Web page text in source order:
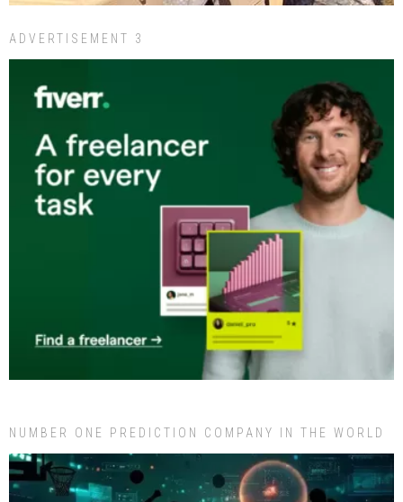
ADVERTISEMENT 3
NUMBER ONE PREDICTION COMPANY IN THE WORLD